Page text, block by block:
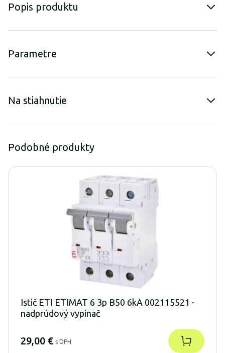
Popis produktu
Parametre
Na stiahnutie
Podobné produkty
Istič ETI ETIMAT 6 3p B50 6kA 002115521 -
nadprúdový vypínač
29,00 € s DPH